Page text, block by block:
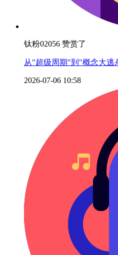
钛粉02056 赞赏了
从"超级周期"到"概念大逃
2026-07-06 10:58